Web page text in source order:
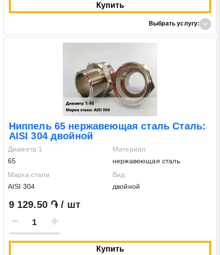
Купить
Выбрать услугу:
Ниппель 65 нержавеющая сталь Сталь:
AISI 304 двойной
Диаметр 1
65
Материал
нержавеющая сталь
Марка стали
AISI 304
Вид
двойной
9 129.50 ֏ / шт
Купить